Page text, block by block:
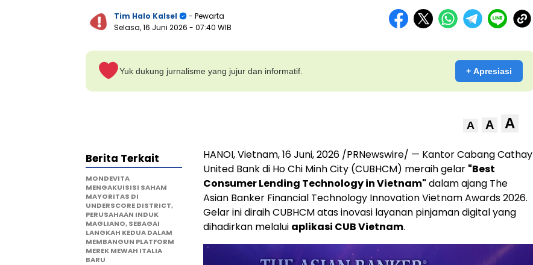
Tim Halo Kalsel
- Pewarta
Selasa, 16 Juni 2026 - 07:40 WIB
Yuk dukung jurnalisme yang jujur dan informatif. + Apresiasi
A A A
HANOI, Vietnam,16 Juni, 2026 /PRNewswire/ — Kantor Cabang Cathay
United Bank di Ho Chi Minh City (CUBHCM) meraih gelar "Best
Consumer Lending Technology in Vietnam" dalam ajang The
Asian Banker Financial Technology Innovation Vietnam Awards 2026.
Gelar ini diraih CUBHCM atas inovasi layanan pinjaman digital yang
dihadirkan melalui aplikasi CUB Vietnam.
Berita Terkait
MONDEVITA
MENGAKUISISI SAHAM
MAYORITAS DI
UNDERSCORE DISTRICT,
PERUSAHAAN INDUK
MAGLIANO, SEBAGAI
LANGKAH KEDUA DALAM
MEMBANGUN PLATFORM
MEREK MEWAH ITALIA
BARU